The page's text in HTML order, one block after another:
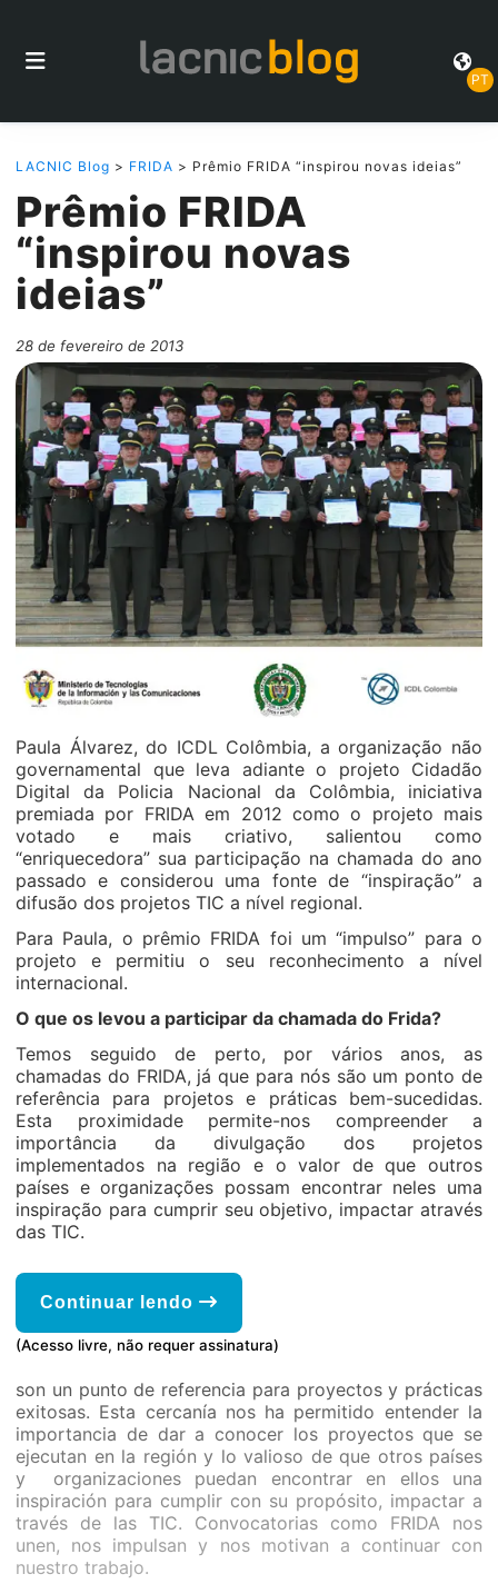
PT
LACNIC Blog > FRIDA > Prêmio FRIDA “inspirou novas ideias”
Prêmio FRIDA
“inspirou novas
ideias”
28 de fevereiro de 2013
Paula Álvarez, do ICDL Colômbia, a organização não
governamental que leva adiante o projeto Cidadão
Digital da Policia Nacional da Colômbia, iniciativa
premiada por FRIDA em 2012 como o projeto mais
votado e mais criativo, salientou como
“enriquecedora” sua participação na chamada do ano
passado e considerou uma fonte de “inspiração” a
difusão dos projetos TIC a nível regional.
Para Paula, o prêmio FRIDA foi um “impulso” para o
projeto e permitiu o seu reconhecimento a nível
internacional.
O que os levou a participar da chamada do Frida?
Temos seguido de perto, por vários anos, as
chamadas do FRIDA, já que para nós são um ponto de
referência para projetos e práticas bem-sucedidas.
Esta proximidade permite-nos compreender a
importância da divulgação dos projetos
implementados na região e o valor de que outros
países e organizações possam encontrar neles uma
inspiração para cumprir seu objetivo, impactar através
das TIC.
Continuar lendo
(Acesso livre, não requer assinatura)
son un punto de referencia para proyectos y prácticas
exitosas. Esta cercanía nos ha permitido entender la
importancia de dar a conocer los proyectos que se
ejecutan en la región y lo valioso de que otros países
y organizaciones puedan encontrar en ellos una
inspiración para cumplir con su propósito, impactar a
través de las TIC. Convocatorias como FRIDA nos
unen, nos impulsan y nos motivan a continuar con
nuestro trabajo.